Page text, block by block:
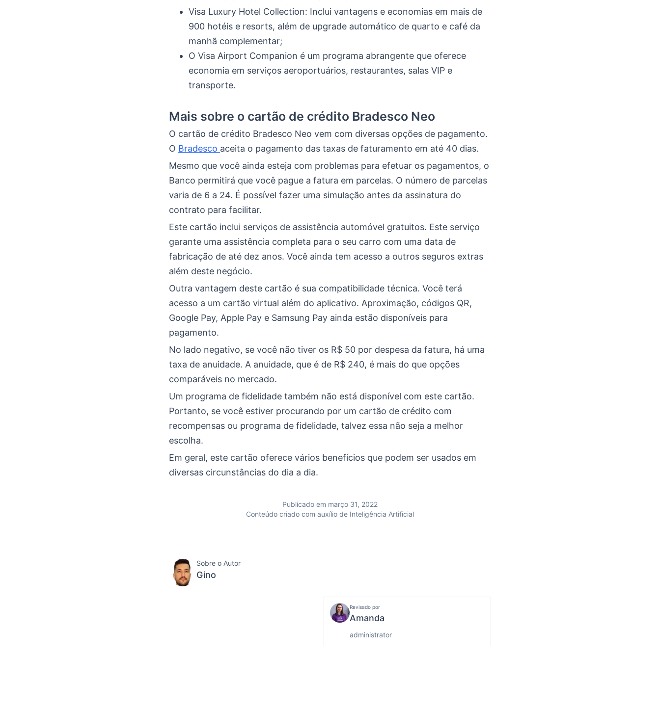
Visa Luxury Hotel Collection: Inclui vantagens e economias em mais de
900 hotéis e resorts, além de upgrade automático de quarto e café da
manhã complementar;
O Visa Airport Companion é um programa abrangente que oferece
economia em serviços aeroportuários, restaurantes, salas VIP e
transporte.
Mais sobre o cartão de crédito Bradesco Neo
O cartão de crédito Bradesco Neo vem com diversas opções de pagamento.
O Bradesco aceita o pagamento das taxas de faturamento em até 40 dias.
Mesmo que você ainda esteja com problemas para efetuar os pagamentos, o
Banco permitirá que você pague a fatura em parcelas. O número de parcelas
varia de 6 a 24. É possível fazer uma simulação antes da assinatura do
contrato para facilitar.
Este cartão inclui serviços de assistência automóvel gratuitos. Este serviço
garante uma assistência completa para o seu carro com uma data de
fabricação de até dez anos. Você ainda tem acesso a outros seguros extras
além deste negócio.
Outra vantagem deste cartão é sua compatibilidade técnica. Você terá
acesso a um cartão virtual além do aplicativo. Aproximação, códigos QR,
Google Pay, Apple Pay e Samsung Pay ainda estão disponíveis para
pagamento.
No lado negativo, se você não tiver os R$ 50 por despesa da fatura, há uma
taxa de anuidade. A anuidade, que é de R$ 240, é mais do que opções
comparáveis ​​no mercado.
Um programa de fidelidade também não está disponível com este cartão.
Portanto, se você estiver procurando por um cartão de crédito com
recompensas ou programa de fidelidade, talvez essa não seja a melhor
escolha.
Em geral, este cartão oferece vários benefícios que podem ser usados ​​em
diversas circunstâncias do dia a dia.
Publicado em março 31, 2022
Conteúdo criado com auxílio de Inteligência Artificial
Sobre o Autor
Gino
Revisado por
Amanda
administrator